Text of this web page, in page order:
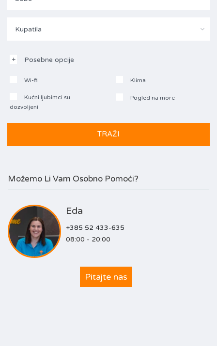
Kupatila
Posebne opcije
Wi-fi Klima
Kućni ljubimci su
dozvoljeni
Pogled na more
Možemo Li Vam Osobno Pomoći?
Eda
+385 52 433-635
08:00 - 20:00
Pitajte nas